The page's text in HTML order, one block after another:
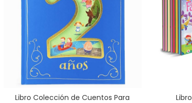
Libro Colección de Cuentos Para